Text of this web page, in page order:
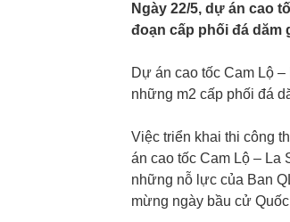
Ngày 22/5, dự án cao
đoạn cấp phối đá dăm
Dự án cao tốc Cam Lộ
những m2 cấp phối đá
Việc triển khai thi công
án cao tốc Cam Lộ – La
những nỗ lực của Ban
mừng ngày bầu cử